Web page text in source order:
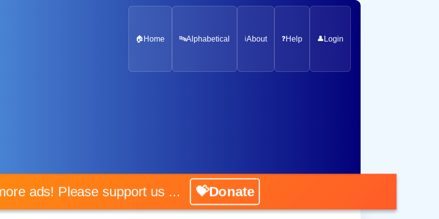
🏠 Home 🔤Alphabetical ℹ️About ❓Help 👤 Login
more ads! Please support us ... 💝Donate